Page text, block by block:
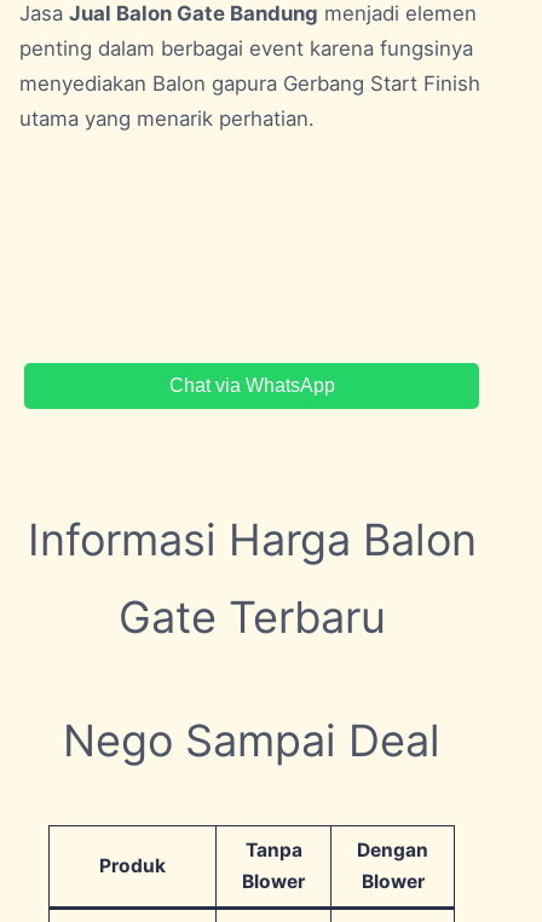
Jasa Jual Balon Gate Bandung menjadi elemen
penting dalam berbagai event karena fungsinya
menyediakan Balon gapura Gerbang Start Finish
utama yang menarik perhatian.
Chat via WhatsApp
Informasi Harga Balon
Gate Terbaru
Nego Sampai Deal
Produk
Tanpa
Blower
Dengan
Blower